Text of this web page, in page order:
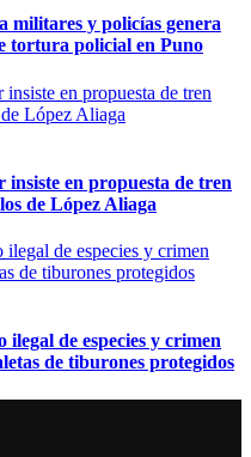
militares y policías genera
tortura policial en Puno
en propuesta de tren
de López Aliaga
de especies y crimen
de tiburones protegidos